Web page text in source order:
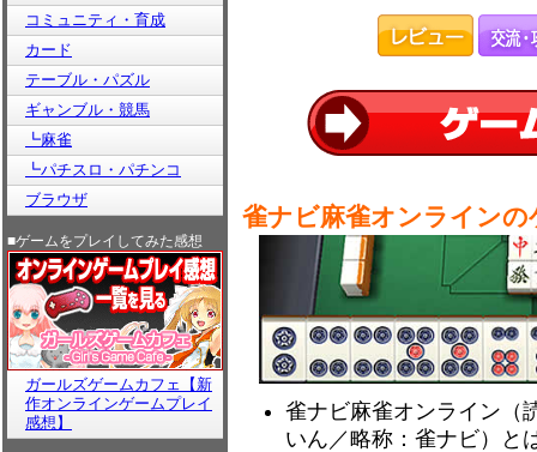
コミュニティ・育成
カード
テーブル・パズル
ギャンブル・競馬
┗麻雀
┗パチスロ・パチンコ
ブラウザ
■ゲームをプレイしてみた感想
ガールズゲームカフェ【新
作オンラインゲームプレイ
感想】
雀ナビ麻雀オンラインの
雀ナビ麻雀オンライン（
いん／略称：雀ナビ）と